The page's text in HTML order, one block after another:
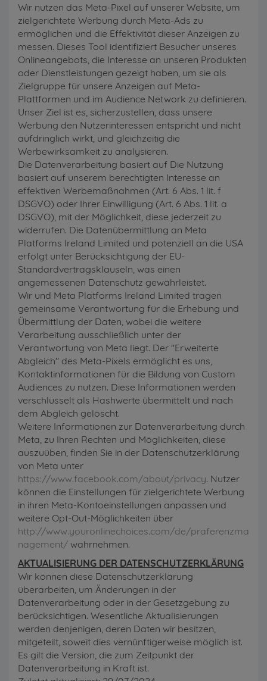
Wir nutzen das Meta-Pixel auf unserer Website, um
zielgerichtete Werbung durch Meta-Ads zu
ermöglichen und die Effektivität dieser Anzeigen zu
messen. Dieses Tool identifiziert Besucher unseres
Onlineangebots, die Interesse an unseren Produkten
oder Dienstleistungen gezeigt haben, um sie als
Zielgruppe für unsere Anzeigen auf Meta-
Plattformen und im Audience Network zu definieren.
Unser Ziel ist es, sicherzustellen, dass unsere
Werbung den Nutzerinteressen entspricht und nicht
aufdringlich wirkt, und gleichzeitig die
Werbewirksamkeit zu analysieren.
Die Datenverarbeitung basiert auf Die Nutzung
basiert auf unserem berechtigten Interesse an
effektiven Werbemaßnahmen (Art. 6 Abs. 1 lit. f
DSGVO) oder Ihrer Einwilligung (Art. 6 Abs. 1 lit. a
DSGVO), mit der Möglichkeit, diese jederzeit zu
widerrufen. Die Datenübermittlung an Meta
Platforms Ireland Limited und potenziell an die USA
erfolgt unter Berücksichtigung der EU-
Standardvertragsklauseln, was einen
angemessenen Datenschutz gewährleistet.
Wir und Meta Platforms Ireland Limited tragen
gemeinsame Verantwortung für die Erhebung und
Übermittlung der Daten, wobei die weitere
Verarbeitung ausschließlich unter der
Verantwortung von Meta liegt. Der "Erweiterte
Abgleich" des Meta-Pixels ermöglicht es uns,
Kontaktinformationen für die Bildung von Custom
Audiences zu nutzen. Diese Informationen werden
verschlüsselt als Hashwerte übermittelt und nach
dem Abgleich gelöscht.
Weitere Informationen zur Datenverarbeitung durch
Meta, zu Ihren Rechten und Möglichkeiten, diese
auszuüben, finden Sie in der Datenschutzerklärung
von Meta unter
https://www.facebook.com/about/privacy. Nutzer
können die Einstellungen für zielgerichtete Werbung
in ihren Meta-Kontoeinstellungen anpassen und
weitere Opt-Out-Möglichkeiten über
http://www.youronlinechoices.com/de/praferenzma
nagement/ wahrnehmen.
AKTUALISIERUNG DER DATENSCHUTZERKLÄRUNG
Wir können diese Datenschutzerklärung
überarbeiten, um Änderungen in der
Datenverarbeitung oder in der Gesetzgebung zu
berücksichtigen. Wesentliche Aktualisierungen
werden denjenigen, deren Daten wir besitzen,
mitgeteilt, soweit dies vernünftigerweise möglich ist.
Es gilt die Version, die zum Zeitpunkt der
Datenverarbeitung in Kraft ist.